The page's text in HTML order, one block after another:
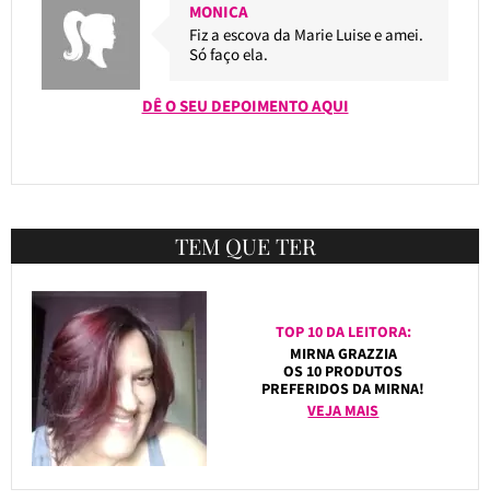
MONICA
Fiz a escova da Marie Luise e amei.
Só faço ela.
DÊ O SEU DEPOIMENTO AQUI
TEM QUE TER
TOP 10 DA LEITORA:
MIRNA GRAZZIA
OS 10 PRODUTOS
PREFERIDOS DA MIRNA!
VEJA MAIS